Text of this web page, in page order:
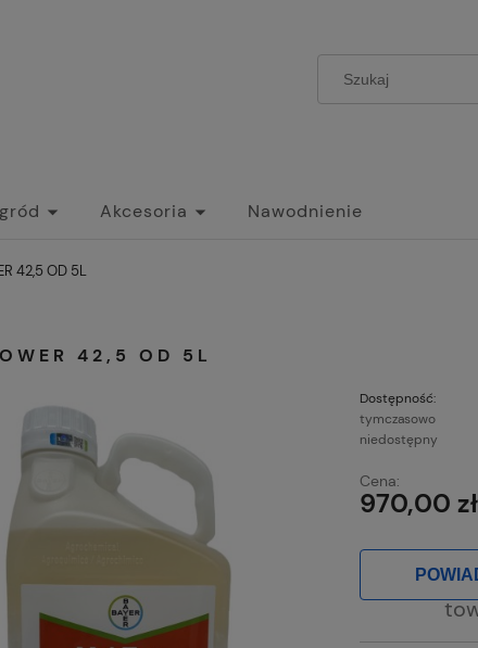
Akcesoria Nawodnienie
42,5 OD 5L
42,5 OD 5L
Dostępność:
tymczasowo
niedostępny
Cena:
970,00 zł